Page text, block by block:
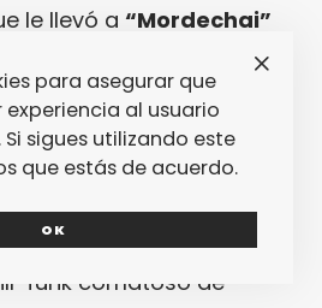
le llevó a “Mordechai”
Time Stories, 2020),
empezar a conducir a
a una cota más
y de audiencia.
“Mordechai”como el
funk comatoso de
para asegurar que
al usuario
sigues utilizando este
que estás de acuerdo.
OK